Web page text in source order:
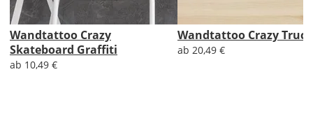
Economy
CH
Wandtattoo Crazy
Skateboard Graffiti
ab 10,49 €
Wandtattoo Crazy
ab 20,49 €